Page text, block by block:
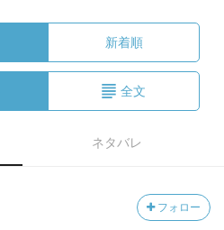
新着順
全文
ネタバレ
フォロー